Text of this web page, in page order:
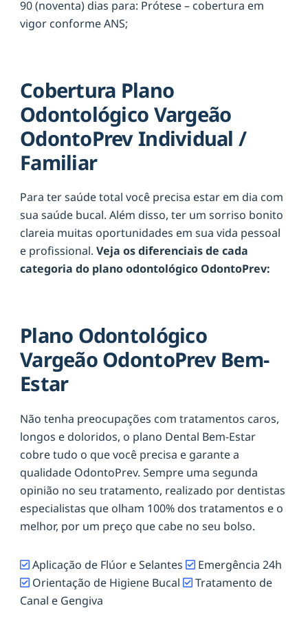
90 (noventa) dias para: Prótese – cobertura em
vigor conforme ANS;
Cobertura Plano
Odontológico Vargeão
OdontoPrev Individual /
Familiar
Para ter saúde total você precisa estar em dia com
sua saúde bucal. Além disso, ter um sorriso bonito
clareia muitas oportunidades em sua vida pessoal
e profissional. Veja os diferenciais de cada
categoria do plano odontológico OdontoPrev:
Plano Odontológico
Vargeão OdontoPrev Bem-
Estar
Não tenha preocupações com tratamentos caros,
longos e doloridos, o plano Dental Bem-Estar
cobre tudo o que você precisa e garante a
qualidade OdontoPrev. Sempre uma segunda
opinião no seu tratamento, realizado por dentistas
especialistas que olham 100% dos tratamentos e o
melhor, por um preço que cabe no seu bolso.
Aplicação de Flúor e Selantes
Emergência 24h
Orientação de Higiene Bucal
Tratamento de
Canal e Gengiva